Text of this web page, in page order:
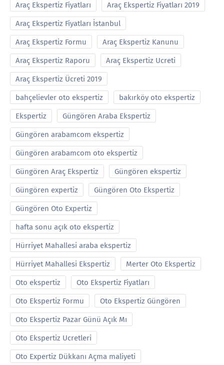
Araç Ekspertiz Fiyatları Araç Ekspertiz Fiyatları 2019
Araç Ekspertiz Fiyatları İstanbul
Araç Ekspertiz Formu Araç Ekspertiz Kanunu
Araç Ekspertiz Raporu Araç Ekspertiz Ucreti
Araç Ekspertiz Ücreti 2019
bahçelievler oto ekspertiz bakırköy oto ekspertiz
Ekspertiz Güngören Araba Ekspertiz
Güngören arabamcom ekspertiz
Güngören arabamcom oto ekspertiz
Güngören Araç Ekspertiz Güngören ekspertiz
Güngören expertiz Güngören Oto Ekspertiz
Güngören Oto Expertiz
hafta sonu açık oto ekspertiz
Hürriyet Mahallesi araba ekspertiz
Hürriyet Mahallesi Ekspertiz Merter Oto Ekspertiz
Oto ekspertiz Oto Ekspertiz Fiyatları
Oto Ekspertiz Formu Oto Ekspertiz Güngören
Oto Ekspertiz Pazar Günü Açık Mı
Oto Ekspertiz Ucretleri
Oto Expertiz Dükkanı Açma maliyeti